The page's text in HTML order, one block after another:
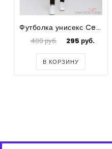
Футболка унисекс Cekor
400 руб. 295 руб.
В КОРЗИНУ